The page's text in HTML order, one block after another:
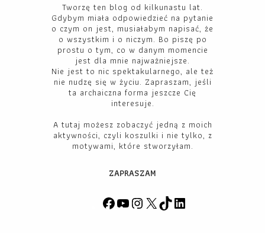
Tworzę ten blog od kilkunastu lat.
Gdybym miała odpowiedzieć na pytanie
o czym on jest, musiałabym napisać, że
o wszystkim i o niczym. Bo piszę po
prostu o tym, co w danym momencie
jest dla mnie najważniejsze.
Nie jest to nic spektakularnego, ale też
nie nudzę się w życiu. Zapraszam, jeśli
ta archaiczna forma jeszcze Cię
interesuje.
A tutaj możesz zobaczyć jedną z moich
aktywności, czyli koszulki i nie tylko, z
motywami, które stworzyłam.
ZAPRASZAM
F
Y
X
T